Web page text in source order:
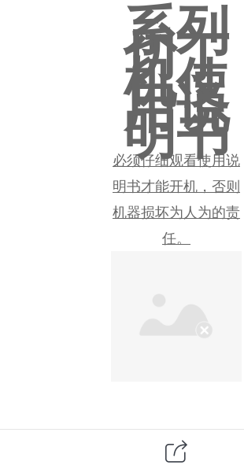
系列
切丁
机使
用说
明书
必须仔细观看使用说
明书才能开机，否则
机器损坏为人为的责
任。